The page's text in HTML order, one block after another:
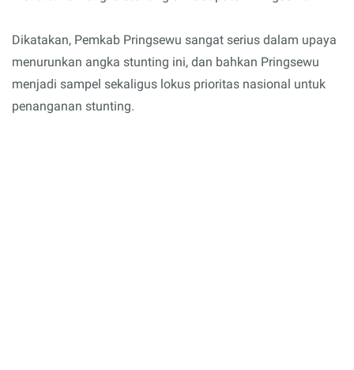
Dikatakan, Pemkab Pringsewu sangat serius dalam upaya
menurunkan angka stunting ini, dan bahkan Pringsewu
menjadi sampel sekaligus lokus prioritas nasional untuk
penanganan stunting.